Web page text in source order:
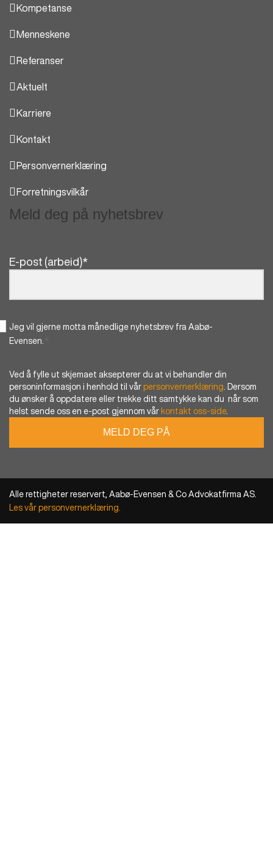
Kompetanse
Menneskene
Referanser
Aktuelt
Karriere
Kontakt
Personvernerklæring
Forretningsvilkår
Meld deg på nyhetsbrev
E-post (arbeid)*
Jeg vil gjerne motta månedlige nyhetsbrev fra Aabø-
Evensen.
Ved å fylle ut skjemaet aksepterer du at vi behandler din
personinformasjon i henhold til vårpersonvernerklæring. Dersom
du ønsker å oppdatere eller trekke ditt samtykke kan du når som
helst sende oss en e-post gjennom vårkontakt oss-side.
Alle rettigheter reservert, Aabø-Evensen & Co Advokatfirma AS.
Les vår personvernerklæring.